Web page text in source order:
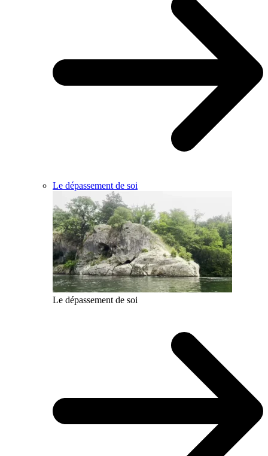
Le dépassement de soi
Le dépassement de soi